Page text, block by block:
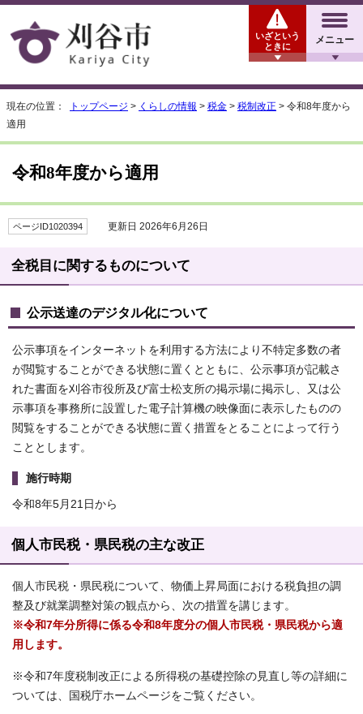
メニュー
いざという
ときに
現在の位置： トップページ > くらしの情報 > 税金 > 税制改正 > 令和8年度から
適用
令和8年度から適用
ページID1020394 更新日 2026年6月26日
全税目に関するものについて
公示送達のデジタル化について
公示事項をインターネットを利用する方法により不特定多数の者
が閲覧することができる状態に置くとともに、公示事項が記載さ
れた書面を刈谷市役所及び富士松支所の掲示場に掲示し、又は公
示事項を事務所に設置した電子計算機の映像面に表示したものの
閲覧をすることができる状態に置く措置をとることによって行う
こととします。
施行時期
令和8年5月21日から
個人市民税・県民税の主な改正
個人市民税・県民税について、物価上昇局面における税負担の調
整及び就業調整対策の観点から、次の措置を講じます。
※令和7年分所得に係る令和8年度分の個人市民税・県民税から適
用します。
※令和7年度税制改正による所得税の基礎控除の見直し等の詳細に
ついては、国税庁ホームページをご覧ください。